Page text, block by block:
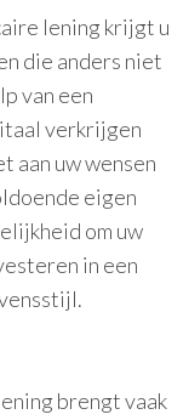
lening krijgt u
die anders niet
van een
verkrijgen
aan uw wensen
eigen
om uw
in een
brengt vaak